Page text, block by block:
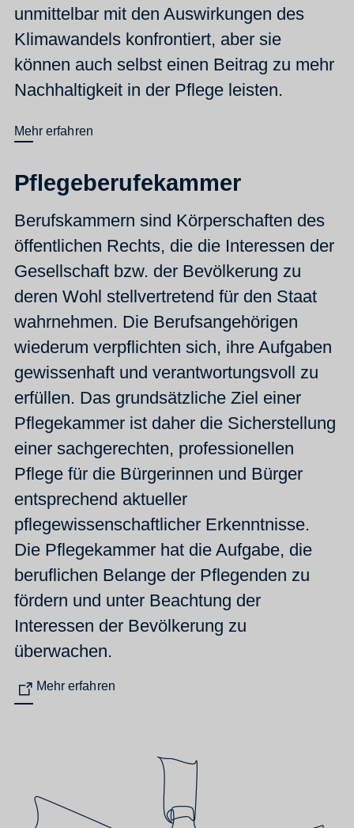
unmittelbar mit den Auswirkungen des
Klimawandels konfrontiert, aber sie
können auch selbst einen Beitrag zu mehr
Nachhaltigkeit in der Pflege leisten.
Mehr erfahren
Pflegeberufekammer
Berufskammern sind Körperschaften des
öffentlichen Rechts, die die Interessen der
Gesellschaft bzw. der Bevölkerung zu
deren Wohl stellvertretend für den Staat
wahrnehmen. Die Berufsangehörigen
wiederum verpflichten sich, ihre Aufgaben
gewissenhaft und verantwortungsvoll zu
erfüllen. Das grundsätzliche Ziel einer
Pflegekammer ist daher die Sicherstellung
einer sachgerechten, professionellen
Pflege für die Bürgerinnen und Bürger
entsprechend aktueller
pflegewissenschaftlicher Erkenntnisse.
Die Pflegekammer hat die Aufgabe, die
beruflichen Belange der Pflegenden zu
fördern und unter Beachtung der
Interessen der Bevölkerung zu
überwachen.
Mehr erfahren